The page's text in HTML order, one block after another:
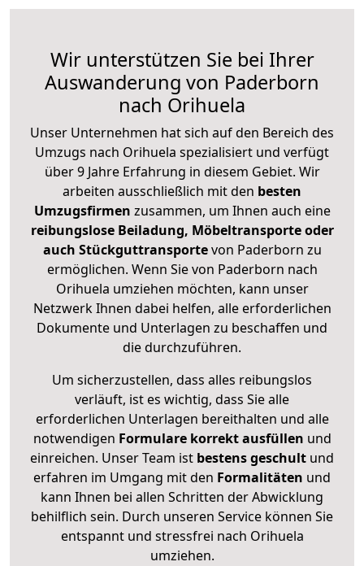
Wir unterstützen Sie bei Ihrer
Auswanderung von Paderborn
nach Orihuela
Unser Unternehmen hat sich auf den Bereich des
Umzugs nach Orihuela spezialisiert und verfügt
über 9 Jahre Erfahrung in diesem Gebiet. Wir
arbeiten ausschließlich mit den besten
Umzugsfirmen zusammen, um Ihnen auch eine
reibungslose Beiladung, Möbeltransporte oder
auch Stückguttransportevon Paderborn zu
ermöglichen. Wenn Sie von Paderborn nach
Orihuela umziehen möchten, kann unser
Netzwerk Ihnen dabei helfen, alle erforderlichen
Dokumente und Unterlagen zu beschaffen und
die durchzuführen.
Um sicherzustellen, dass alles reibungslos
verläuft, ist es wichtig, dass Sie alle
erforderlichen Unterlagen bereithalten und alle
notwendigen Formulare korrekt ausfüllen und
einreichen. Unser Team ist bestens geschult und
erfahren im Umgang mit den Formalitäten und
kann Ihnen bei allen Schritten der Abwicklung
behilflich sein. Durch unseren Service können Sie
entspannt und stressfrei nach Orihuela
umziehen.